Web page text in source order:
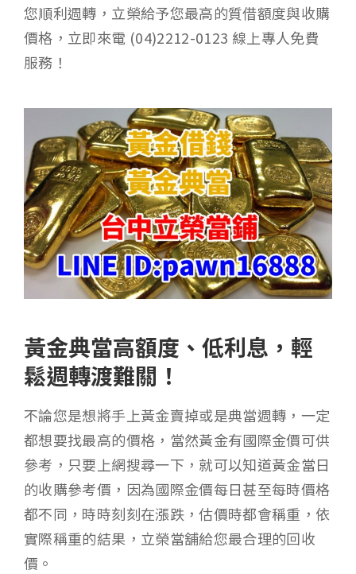
您順利週轉，立榮給予您最高的質借額度與收購
價格，立即來電 (04)2212-0123 線上專人免費
服務！
黃金典當高額度、低利息，輕
鬆週轉渡難關！
不論您是想將手上黃金賣掉或是典當週轉，一定
都想要找最高的價格，當然黃金有國際金價可供
參考，只要上網搜尋一下，就可以知道黃金當日
的收購參考價，因為國際金價每日甚至每時價格
都不同，時時刻刻在漲跌，估價時都會稱重，依
實際稱重的結果，立榮當舖給您最合理的回收
價。